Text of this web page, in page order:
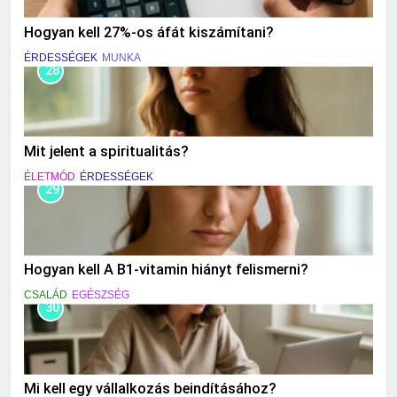
Hogyan kell 27%-os áfát kiszámítani?
ÉRDESSÉGEK MUNKA
28
Mit jelent a spiritualitás?
ÉLETMÓD ÉRDESSÉGEK
29
Hogyan kell A B1-vitamin hiányt felismerni?
CSALÁD EGÉSZSÉG
30
Mi kell egy vállalkozás beindításához?